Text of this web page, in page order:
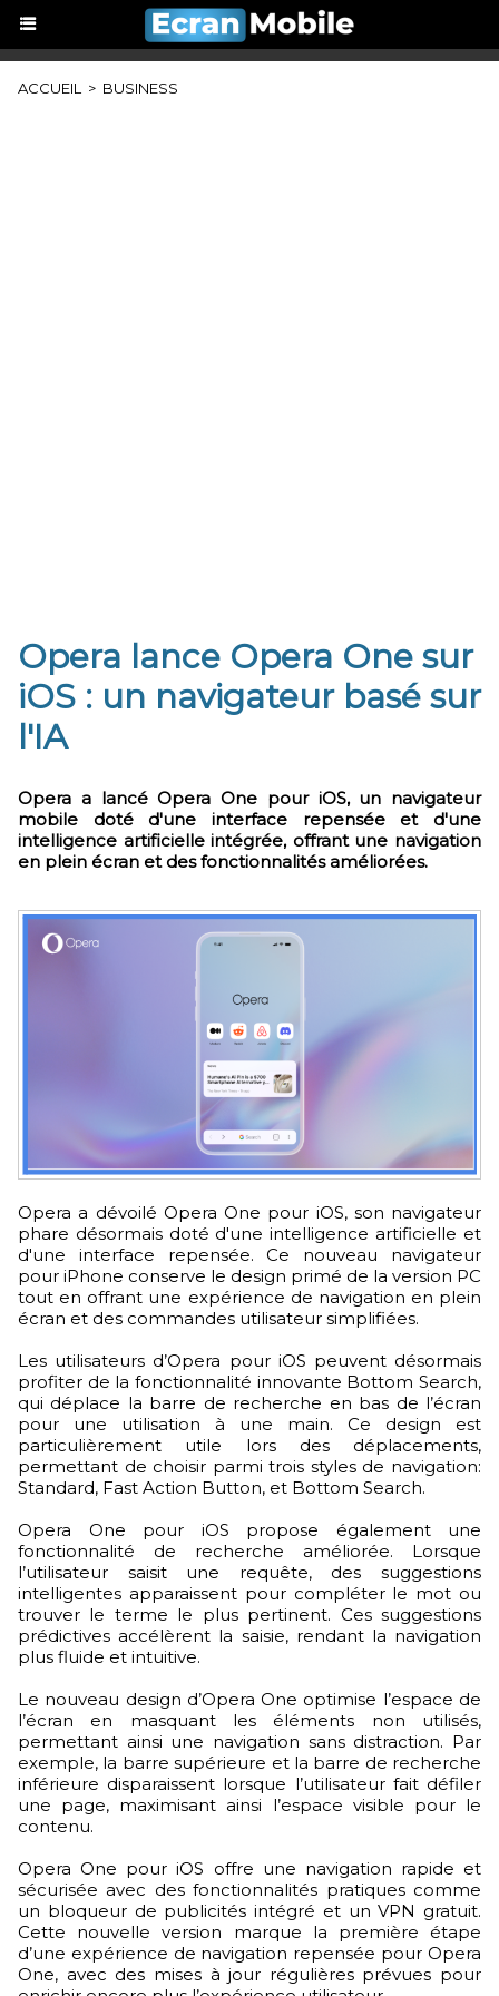
ACCUEIL > BUSINESS
Opera lance Opera One sur
iOS : un navigateur basé sur
l'IA
Opera a lancé Opera One pour iOS, un navigateur
mobile doté d'une interface repensée et d'une
intelligence artificielle intégrée, offrant une navigation
en plein écran et des fonctionnalités améliorées.
Opera a dévoilé Opera One pour iOS, son navigateur
phare désormais doté d'une intelligence artificielle et
d'une interface repensée. Ce nouveau navigateur
pour iPhone conserve le design primé de la version PC
tout en offrant une expérience de navigation en plein
écran et des commandes utilisateur simplifiées.
Les utilisateurs d’Opera pour iOS peuvent désormais
profiter de la fonctionnalité innovante Bottom Search,
qui déplace la barre de recherche en bas de l’écran
pour une utilisation à une main. Ce design est
particulièrement utile lors des déplacements,
permettant de choisir parmi trois styles de navigation:
Standard, Fast Action Button, et Bottom Search.
Opera One pour iOS propose également une
fonctionnalité de recherche améliorée. Lorsque
l’utilisateur saisit une requête, des suggestions
intelligentes apparaissent pour compléter le mot ou
trouver le terme le plus pertinent. Ces suggestions
prédictives accélèrent la saisie, rendant la navigation
plus fluide et intuitive.
Le nouveau design d’Opera One optimise l’espace de
l’écran en masquant les éléments non utilisés,
permettant ainsi une navigation sans distraction. Par
exemple, la barre supérieure et la barre de recherche
inférieure disparaissent lorsque l’utilisateur fait défiler
une page, maximisant ainsi l’espace visible pour le
contenu.
Opera One pour iOS offre une navigation rapide et
sécurisée avec des fonctionnalités pratiques comme
un bloqueur de publicités intégré et un VPN gratuit.
Cette nouvelle version marque la première étape
d’une expérience de navigation repensée pour Opera
One, avec des mises à jour régulières prévues pour